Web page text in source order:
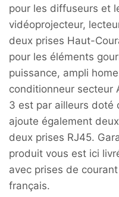
pour les diffuseurs et
vidéoprojecteur,
deux prises Haut-
pour les éléments
puissance, ampli
conditionneur secteur
3 est par ailleurs doté
ajoute également
deux prises RJ45.
produit vous est ici
avec prises de
français.